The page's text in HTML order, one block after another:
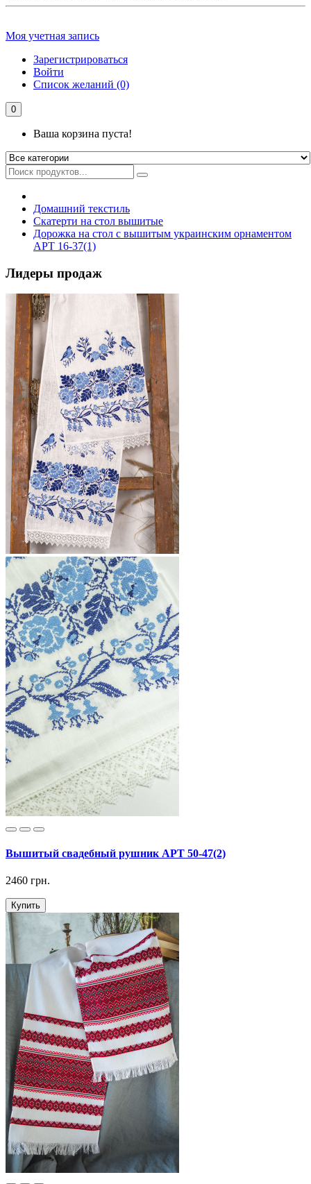
Моя учетная запись
Зарегистрироваться
Войти
Список желаний (0)
0
Ваша корзина пуста!
Домашний текстиль
Скатерти на стол вышитые
Дорожка на стол с вышитым украинским орнаментом
АРТ 16-37(1)
Лидеры продаж
Вышитый свадебный рушник АРТ 50-47(2)
2460 грн.
Купить